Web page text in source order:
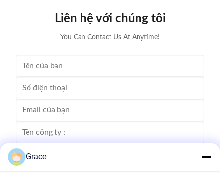
Liên hệ với chúng tôi
You Can Contact Us At Anytime!
Grace